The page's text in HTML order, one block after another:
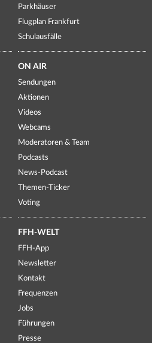
Parkhäuser
Flugplan Frankfurt
Schulausfälle
ON AIR
Sendungen
Aktionen
Videos
Webcams
Moderatoren & Team
Podcasts
News-Podcast
Themen-Ticker
Voting
FFH-WELT
FFH-App
Newsletter
Kontakt
Frequenzen
Jobs
Führungen
Presse